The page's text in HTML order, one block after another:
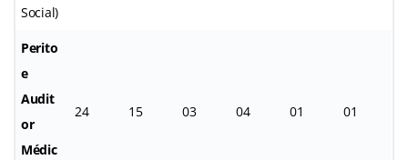
Social)
Perito
e
Audit
or
Médic
24 15 03 04 01 01